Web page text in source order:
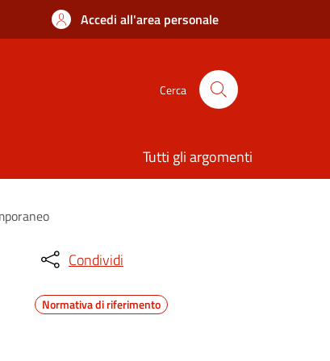
Accedi all'area personale
Cerca
Tutti gli argomenti
Condividi
Normativa di riferimento